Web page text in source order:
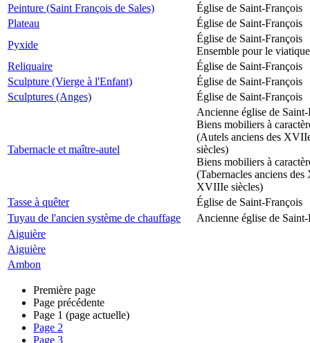
Peinture (Saint François de Sales)
Église de Saint-François
Plateau
Église de Saint-François
Pyxide
Église de Saint-François
Ensemble pour le viatique
Reliquaire
Église de Saint-François
Sculpture (Vierge à l'Enfant)
Église de Saint-François
Sculptures (Anges)
Église de Saint-François
Tabernacle et maître-autel
Ancienne église de Saint-
Biens mobiliers à
(Autels anciens des
siècles)
Biens mobiliers à
(Tabernacles anciens
XVIIIe siècles)
Tasse à quêter
Église de Saint-François
Tuyau de l'ancien système de chauffage
Ancienne église de Saint-
Aiguière
Aiguière
Ambon
Première page
Page précédente
Page 1 (page actuelle)
Page 2
Page 3